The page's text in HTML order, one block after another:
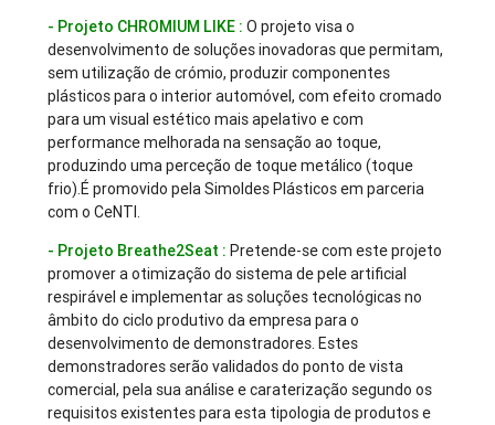
- Projeto CHROMIUM LIKE : O projeto visa o
desenvolvimento de soluções inovadoras que permitam,
sem utilização de crómio, produzir componentes
plásticos para o interior automóvel, com efeito cromado
para um visual estético mais apelativo e com
performance melhorada na sensação ao toque,
produzindo uma perceção de toque metálico (toque
frio).É promovido pela Simoldes Plásticos em parceria
com o CeNTI.
- Projeto Breathe2Seat : Pretende-se com este projeto
promover a otimização do sistema de pele artificial
respirável e implementar as soluções tecnológicas no
âmbito do ciclo produtivo da empresa para o
desenvolvimento de demonstradores. Estes
demonstradores serão validados do ponto de vista
comercial, pela sua análise e caraterização segundo os
requisitos existentes para esta tipologia de produtos e